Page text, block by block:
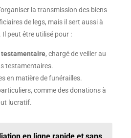
la transmission des biens
de legs, mais il sert aussi à
peut être utilisé pour :
, chargé de veiller au
testamentaires.
en matière de funérailles.
comme des donations à
lucratif.